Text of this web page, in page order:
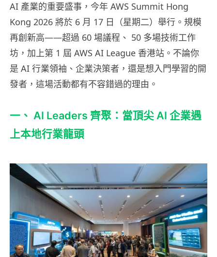
AI 產業的重要盛事，今年 AWS Summit Hong
Kong 2026 將於 6 月 17 日（星期二）舉行。規模
再創新高——超過 60 場議程、 50 多場技術工作
坊，加上第 1 屆 AWS AI League 香港站。不論你
是 AI 行業領袖、企業決策者，還是想入門學習的開
發者，這場活動都有不容錯過的理由。
一、 AI Leaders 齊聚：當頂尖 AI 企業遇
上本地行業龍頭